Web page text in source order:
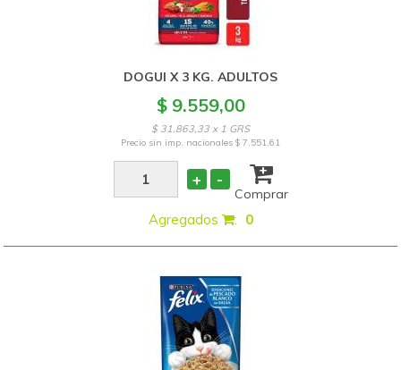
DOGUI X 3 KG. ADULTOS
$ 9.559,00
$ 31.863,33 x 1 GRS
Precio sin imp. nacionales$ 7.551,61
+ -
Comprar
Agregados : 0